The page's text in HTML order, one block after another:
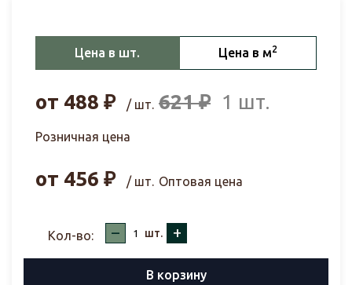
Цена в шт. Цена в м2
от 488 ₽ / шт. 621₽ 1 шт.
Розничная цена
от 456 ₽ / шт. Оптовая цена
Кол-во: – шт. +
В корзину